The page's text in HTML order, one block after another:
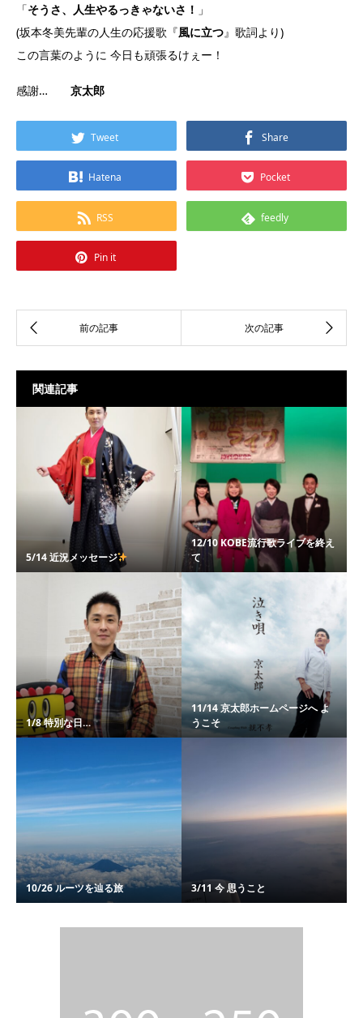
「そうさ、人生やるっきゃないさ！ 」
(坂本冬美先輩の人生の応援歌『風に立つ』歌詞より)
この言葉のように 今日も頑張るけぇー！
感謝… 京太郎
Tweet Share
Hatena Pocket
RSS feedly
Pin it
関連記事
5/14 近況メッセージ
12/10 KOBE流行歌ライブを終え
て
1/8 特別な日…
11/14 京太郎ホームページへ よ
うこそ
10/26 ルーツを辿る旅 3/11 今 思うこと